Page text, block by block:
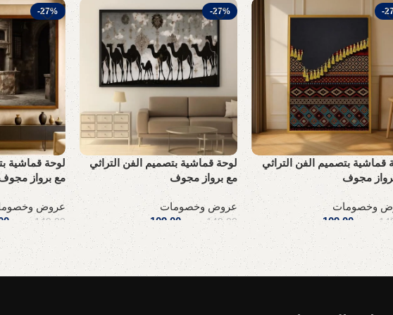
-
قماشية بتصميم الفن التراثي
مجوف
وخصومات
ر.س 109,00 ر.س
إلى السلة
-27%
لوحة قماشية بتصميم الفن التراثي
مع برواز مجوف
عروض وخصومات
149,00 ر.س 109,00 ر.س
إضافة إلى السلة
-27%
لوحة قماشية
مع برواز
عروض
149,00 ر.س
إضافة إلى السلة